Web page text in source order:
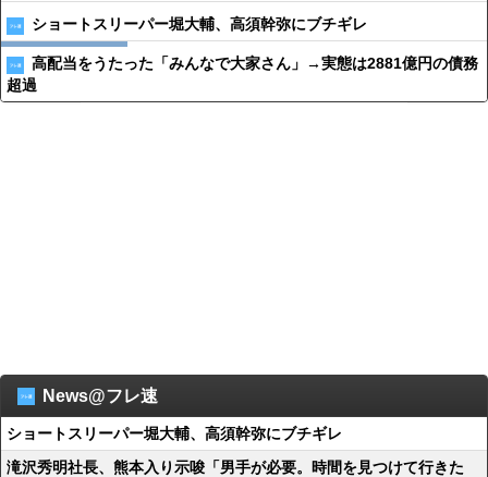
ショートスリーパー堀大輔、高須幹弥にブチギレ
高配当をうたった「みんなで大家さん」→実態は2881億円の債務
超過
News@フレ速
ショートスリーパー堀大輔、高須幹弥にブチギレ
滝沢秀明社長、熊本入り示唆「男手が必要。時間を見つけて行きた